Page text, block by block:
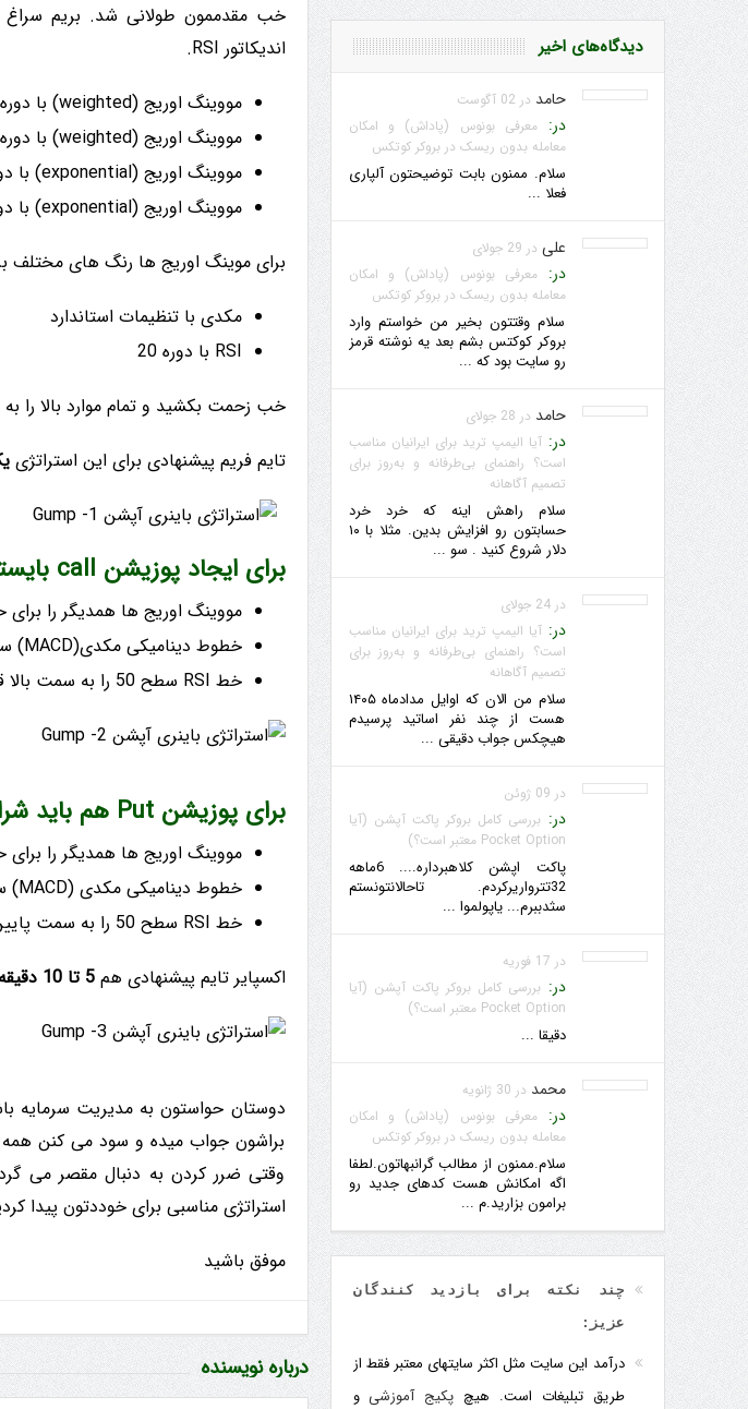
خب مقدممون طولانی شد. بریم
اندیکاتور RSI.
مووینگ اوریج (weighted) با دوره 18
مووینگ اوریج (weighted) با دوره 28
مووینگ اوریج (exponential) با دوره 5
مووینگ اوریج (exponential) با دوره 12
برای موینگ اوریج ها رنگ های مختلف
مکدی با تنظیمات استاندارد
RSI با دوره 20
خب زحمت بکشید و تمام موارد بالا را به
تایم فریم پیشنهادی برای این استراتژی
برای ایجاد پوزیشن call بایستی
مووینگ اوریج ها همدیگر را
خطوط دینامیکی مکدی(MACD) سطح صفر را به سمت بالا کراس کنند.
خط RSI سطح 50 را به سمت بالا قطع کند.
برای پوزیشن Put هم باید شرایط زیر برقرار باشه:
مووینگ اوریج ها همدیگر را
خطوط دینامیکی مکدی (MACD) سطح صفر را به سمت پایین کراس کنند.
خط RSI سطح 50 را به سمت پایین قطع کند.
اکسپایر تایم پیشنهادی هم5 تا 10 دقیقه
دوستان حواستون به مدیریت سرمایه
براشون جواب میده و سود می کنن همه
وقتی ضرر کردن به دنبال مقصر می
استراتژی مناسبی برای خوددتون پیدا کردید با حداکثر 3%
موفق باشید
درباره نویسنده
دیدگاه‌های اخیر
حامد در 02 آگوست
در: معرفی بونوس (پاداش) و امکان
معامله بدون ریسک در بروکر کوتکس
سلام. ممنون بابت توضیحتون آلپاری
فعلا ...
علی در 29 جولای
در: معرفی بونوس (پاداش) و امکان
معامله بدون ریسک در بروکر کوتکس
سلام وقتتون بخیر من خواستم وارد
بروکر کوکتس بشم بعد یه نوشته قرمز
رو سایت بود که ...
حامد در 28 جولای
در: آیا الیمپ ترید برای ایرانیان مناسب
است؟ راهنمای بی‌طرفانه و به‌روز برای
تصمیم آگاهانه
سلام راهش اینه که خرد خرد
حسابتون رو افزایش بدین. مثلا با ۱۰
دلار شروع کنید . سو ...
در 24 جولای
در: آیا الیمپ ترید برای ایرانیان مناسب
است؟ راهنمای بی‌طرفانه و به‌روز برای
تصمیم آگاهانه
سلام من الان که اوایل مدادماه ۱۴۰۵
هست از چند نفر اساتید پرسیدم
هیچکس جواب دقیقی ...
در 09 ژوئن
در: بررسی کامل بروکر پاکت آپشن (آیا
Pocket Option معتبر است؟)
پاکت اپشن کلاهبرداره.... 6ماهه
32تترواریرکردم. تاحالانتونستم
سثدببرم... یاپولموا ...
در 17 فوریه
در: بررسی کامل بروکر پاکت آپشن (آیا
Pocket Option معتبر است؟)
دقیقا ...
محمد در 30 ژانویه
در: معرفی بونوس (پاداش) و امکان
معامله بدون ریسک در بروکر کوتکس
سلام.ممنون از مطالب گرانبهاتون.لطفا
اگه امکانش هست کدهای جدید رو
برامون بزارید.م ...
چند نکته برای بازدید کنندگان
عزیز:
درآمد این سایت مثل اکثر سایتهای معتبر فقط از
طریق تبلیغات است. هیچ پکیج آموزشیو